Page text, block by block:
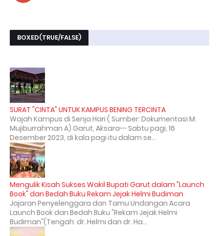
BOXED(TRUE/FALSE)
SURAT "CINTA" UNTUK KAMPUS BENING TERCINTA
Wajah Kampus di Senja Hari ( Sumber: Dokumentasi M.
Mujiburrahman A) Garut, Aksara-- Sabtu pagi, 16
Desember 2023, di kala pagi itu dalam se...
Mengulik Kisah Sukses Wakil Bupati Garut dalam "Launch
Book" dan Bedah Buku Rekam Jejak Helmi Budiman
Jajaran Penyelenggara dan Tamu Undangan Acara
Launch Book dan Bedah Buku "Rekam Jejak Helmi
Budiman"(Tengah: dr. Helmi dan dr. Ha...